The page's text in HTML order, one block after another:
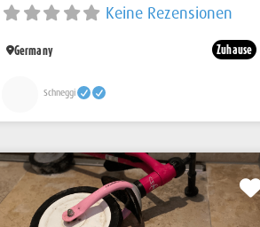
Keine Rezensionen
Germany Zuhause
Schneggi